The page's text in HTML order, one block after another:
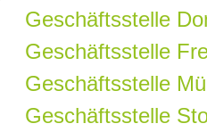
Geschäftsstelle
Geschäftsstelle
Geschäftsstelle
Geschäftsstelle